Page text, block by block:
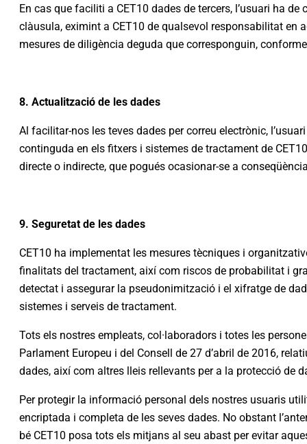
En cas que faciliti a CET10 dades de tercers, l’usuari ha
clàusula, eximint a CET10 de qualsevol responsabilitat en
mesures de diligència deguda que corresponguin,
8. Actualització de les dades
Al facilitar-nos les teves dades per correu electrònic,
continguda en els fitxers i sistemes de tractament de
directe o indirecte, que pogués ocasionar-se a
9. Seguretat de les dades
CET10 ha implementat les mesures tècniques i
finalitats del tractament, així com riscos de probabilitat i
detectat i assegurar la pseudonimització i el xifratge de
sistemes i serveis de tractament.
Tots els nostres empleats, col·laboradors i totes les
Parlament Europeu i del Consell de 27 d’abril de 2016,
dades, així com altres lleis rellevants per a la protecció de
Per protegir la informació personal dels nostres usuaris
encriptada i completa de les seves dades. No obstant
bé CET10 posa tots els mitjans al seu abast per evitar